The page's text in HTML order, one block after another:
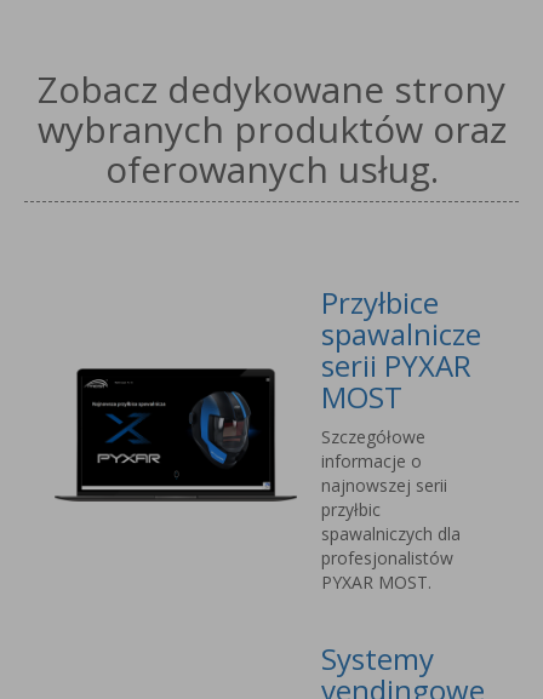
Zobacz dedykowane strony
wybranych produktów oraz
oferowanych usług.
Przyłbice
spawalnicze
serii PYXAR
MOST
Szczegółowe
informacje o
najnowszej serii
przyłbic
spawalniczych dla
profesjonalistów
PYXAR MOST.
Systemy
vendingowe